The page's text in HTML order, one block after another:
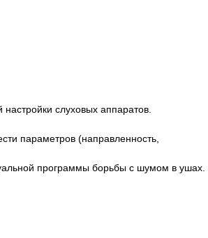
слуховых аппаратов.
параметров (направленность,
программы борьбы с шумом в ушах.